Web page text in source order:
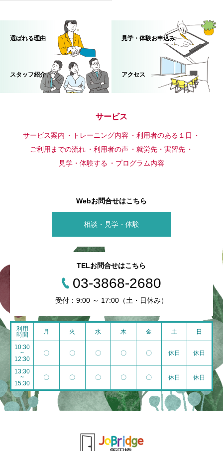
選ばれる理由 見学・体験お申込み
スタッフ紹介 アクセス
サービス
サービス案内 トレーニング内容
利用者のある１日
ご利用までの流れ
利用者の声
就労先・実習先
見学・体験する
プログラム内容
Webお問合せはこちら
相談・見学・体験
TELお問合せはこちら
03-3868-2680
受付：9:00 ～ 17:00（土・日休み）
利用
時間
月 火 水 木 金 土 日
10:30
~
12:30
〇 〇 〇 〇 〇 休日 休日
13:30
~
15:30
〇 〇 〇 〇 〇 休日 休日